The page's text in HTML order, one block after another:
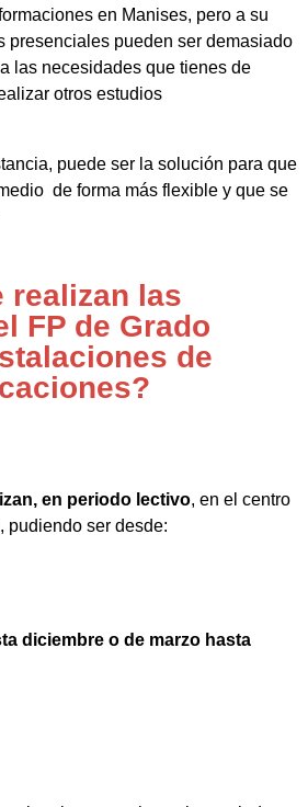
en Manises, pero a su
presenciales pueden ser demasiado
las necesidades que tienes de
otros estudios
puede ser la solución para que
de forma más flexible y que se
realizan las
FP de Grado
de
en periodo lectivo, en el centro
pudiendo ser desde:
diciembre o de marzo hasta